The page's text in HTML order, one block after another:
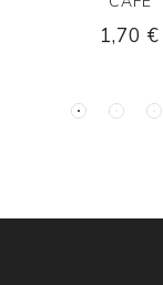
1,70 €